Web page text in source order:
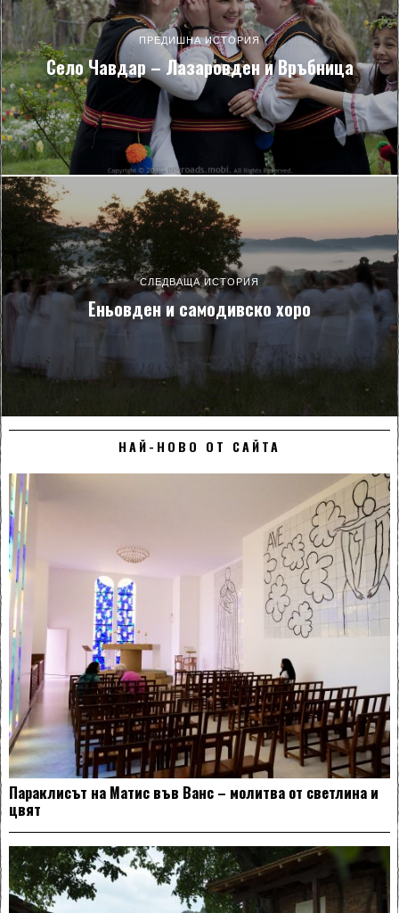
ПРЕДИШНА ИСТОРИЯ
Село Чавдар – Лазаровден и Връбница
СЛЕДВАЩА ИСТОРИЯ
Еньовден и самодивско хоро
НАЙ-НОВО ОТ САЙТА
Параклисът на Матис във Ванс – молитва от светлина и
цвят